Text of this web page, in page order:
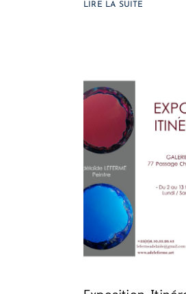
LIRE LA SUITE